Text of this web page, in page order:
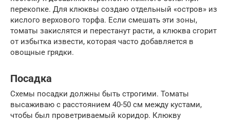
перекопке. Для клюквы создаю отдельный «остров» из
кислого верхового торфа. Если смешать эти зоны,
томаты закислятся и перестанут расти, а клюква сгорит
от избытка извести, которая часто добавляется в
овощные грядки.
Посадка
Схемы посадки должны быть строгими. Томаты
высаживаю с расстоянием 40-50 см между кустами,
чтобы был проветриваемый коридор. Клюкву